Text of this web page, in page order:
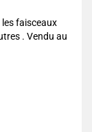
faisceaux
. Vendu au